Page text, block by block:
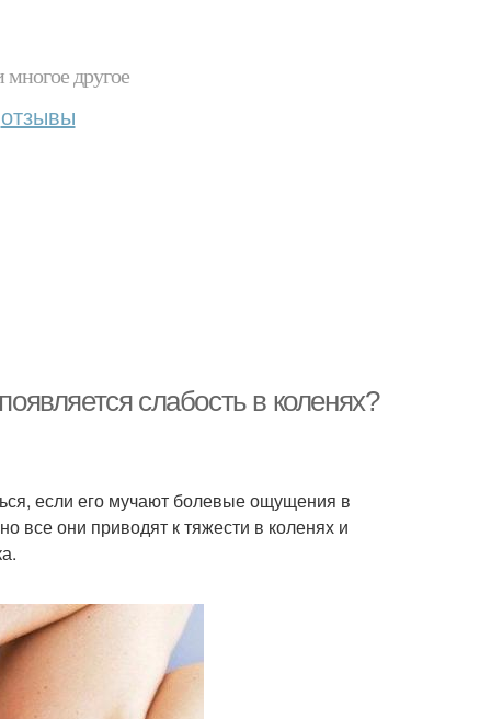
другое
отзывы
слабость в коленях?
если его мучают болевые ощущения в
все они приводят к тяжести в коленях и